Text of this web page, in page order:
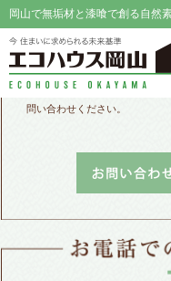
岡山で無垢材と漆喰で創る自然
問い合わせください。